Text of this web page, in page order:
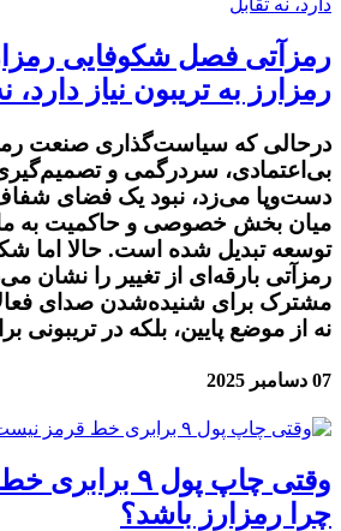
رمزآتی فصل شکوفایی
رمزارز به تریبون نیاز دارد،
درحالی که سیاست‌گذاری صنعت
بی‌اعتمادی، سردرگمی و
دست‌وپا می‌زد، نبود یک فضای
میان بخش خصوصی و حاکمیت به
توسعه تبدیل شده است. حالا اما
رمزآتی بارقه‌ای از تغییر را نشان
مشترک برای شنیده‌شدن صدای
نه از موضع پایین، بلکه در تریبونی
07 دسامبر 2025
وقتی چاپ پول ۹
چرا رمزارز باشد؟